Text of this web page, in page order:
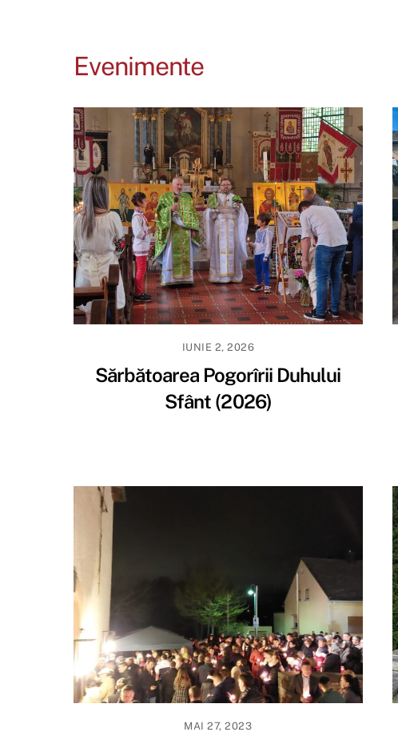
Evenimente
IUNIE 2, 2026
Sărbătoarea Pogorîrii Duhului
Sfânt (2026)
MAI 27, 2023